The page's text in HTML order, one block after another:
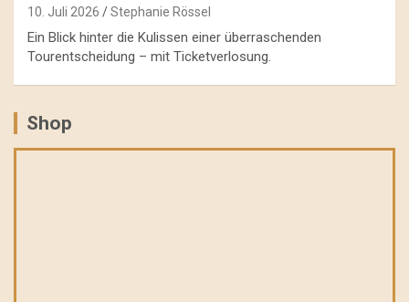
10. Juli 2026 Stephanie Rössel
Ein Blick hinter die Kulissen einer überraschenden
Tourentscheidung – mit Ticketverlosung.
Shop